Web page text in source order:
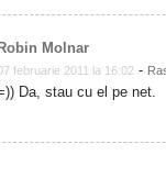
Robin Molnar
februarie 2011 la 16:02 -
Da, stau cu el pe net.